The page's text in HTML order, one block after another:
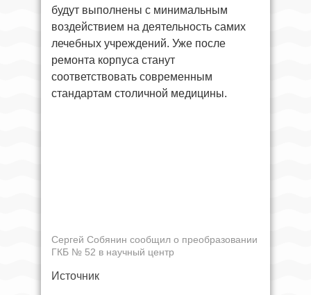
будут выполнены с минимальным
воздействием на деятельность самих
лечебных учреждений. Уже после
ремонта корпуса станут
соответствовать современным
стандартам столичной медицины.
Сергей Собянин сообщил о преобразовании
ГКБ № 52 в научный центр
Источник